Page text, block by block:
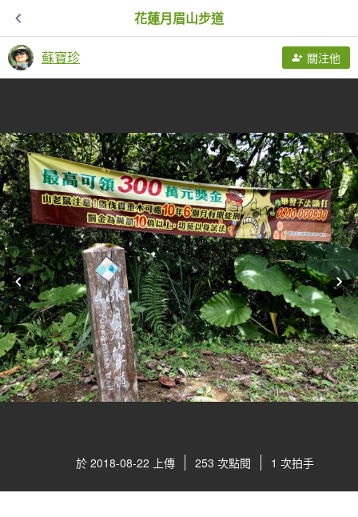
花蓮月眉山步道
蘇寶珍 關注他
於 2018-08-22 上傳 253 次點閱 1 次拍手